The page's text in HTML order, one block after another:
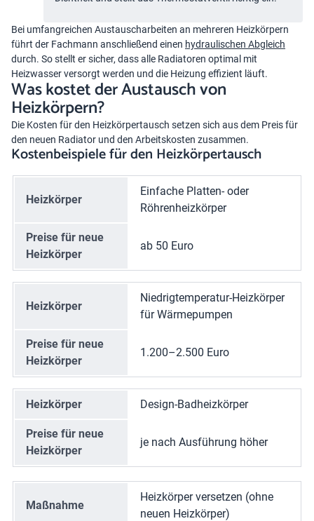
Bei umfangreichen Austauscharbeiten an mehreren Heizkörpern
führt der Fachmann anschließend einen hydraulischen Abgleich
durch. So stellt er sicher, dass alle Radiatoren optimal mit
Heizwasser versorgt werden und die Heizung effizient läuft.
Was kostet der Austausch von
Heizkörpern?
Die Kosten für den Heizkörpertausch setzen sich aus dem Preis für
den neuen Radiator und den Arbeitskosten zusammen.
Kostenbeispiele für den Heizkörpertausch
Heizkörper
Einfache Platten- oder
Röhrenheizkörper
Preise für neue
Heizkörper
ab 50 Euro
Heizkörper
Niedrigtemperatur-Heizkörper
für Wärmepumpen
Preise für neue
Heizkörper
1.200–2.500 Euro
Heizkörper Design-Badheizkörper
Preise für neue
Heizkörper
je nach Ausführung höher
Maßnahme
Heizkörper versetzen (ohne
neuen Heizkörper)